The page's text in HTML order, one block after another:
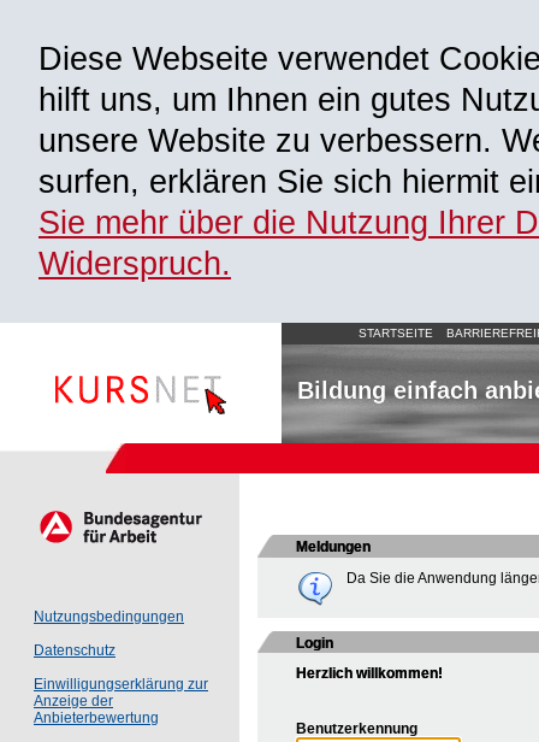
Diese Webseite verwendet
hilft uns, um Ihnen ein gutes
unsere Website zu verbessern.
surfen, erklären Sie sich hiermit
Sie mehr über die Nutzung Ihrer
Widerspruch.
STARTSEITE
Bildung einfach
Nutzungsbedingungen
Datenschutz
Einwilligungserklärung zur
Anzeige der
Anbieterbewertung
Meldungen
Da Sie die Anwendung
Login
Herzlich willkommen!
Benutzerkennung